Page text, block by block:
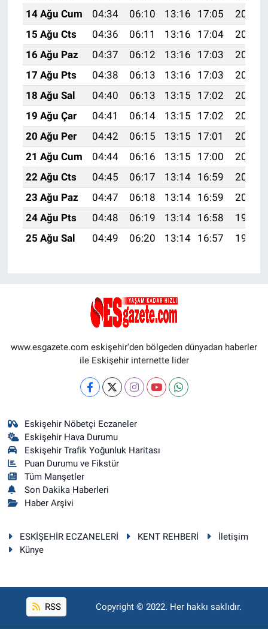
14 Ağu Cum
04:34 06:10 13:16 17:05
20:13
15 Ağu Cts
04:36 06:11 13:16 17:04
20:11
16 Ağu Paz
04:37 06:12 13:16 17:03
20:10
17 Ağu Pts
04:38 06:13 13:16 17:03
20:09
18 Ağu Sal
04:40 06:13 13:15 17:02
20:07
19 Ağu Çar
04:41 06:14 13:15 17:02
20:06
20 Ağu Per
04:42 06:15 13:15 17:01
20:04
21 Ağu Cum
04:44 06:16 13:15 17:00
20:03
22 Ağu Cts
04:45 06:17 13:14 16:59
20:02
23 Ağu Paz
04:47 06:18 13:14 16:59
20:00
24 Ağu Pts
04:48 06:19 13:14 16:58
19:59
25 Ağu Sal
04:49 06:20 13:14 16:57 19:57
www.esgazete.com eskişehir'den bölgeden dünyadan haberler
ile Eskişehir internette lider
Eskişehir Nöbetçi Eczaneler
Eskişehir Hava Durumu
Eskişehir Trafik Yoğunluk Haritası
Puan Durumu ve Fikstür
Tüm Manşetler
Son Dakika Haberleri
Haber Arşivi
ESKİŞEHİR ECZANELERİ KENT REHBERİ
İletişim
Künye
RSS Copyright © 2022. Her hakkı saklıdır.